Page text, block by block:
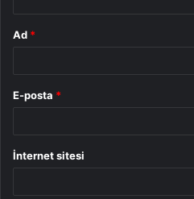
Ad *
E-posta *
İnternet sitesi